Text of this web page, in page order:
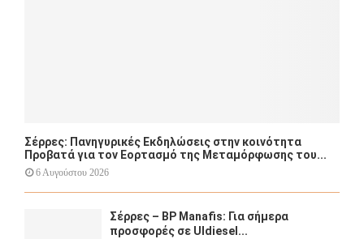
Σέρρες: Πανηγυρικές Εκδηλώσεις στην κοινότητα
Προβατά για τον Εορτασμό της Μεταμόρφωσης του...
6 Αυγούστου 2026
Σέρρες – BP Manafis: Για σήμερα
προσφορές σε Uldiesel...